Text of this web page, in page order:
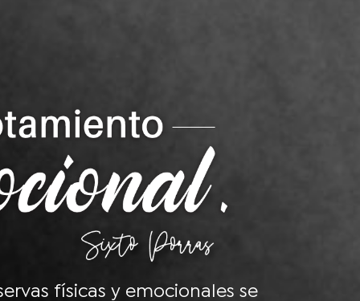
físicas y emocionales se